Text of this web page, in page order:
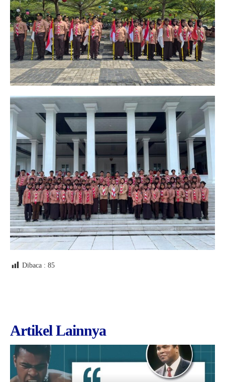
Dibaca : 85
Artikel Lainnya